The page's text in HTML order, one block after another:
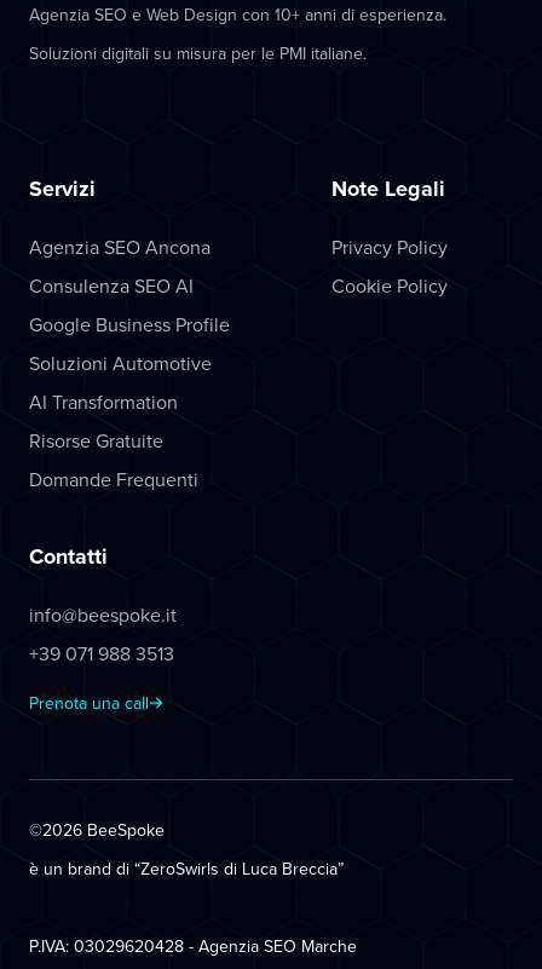
Agenzia SEO e Web Design con 10+ anni di esperienza.
Soluzioni digitali su misura per le PMI italiane.
Servizi
Agenzia SEO Ancona
Consulenza SEO AI
Google Business Profile
Soluzioni Automotive
AI Transformation
Risorse Gratuite
Domande Frequenti
Note Legali
Privacy Policy
Cookie Policy
Contatti
info@beespoke.it
+39 071 988 3513
Prenota una call
©2026 BeeSpoke
è un brand di “ZeroSwirls di Luca Breccia”
P.IVA: 03029620428 - Agenzia SEO Marche